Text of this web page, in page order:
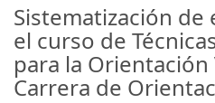
Sistematización de
el curso de
para la Orientación
Carrera de